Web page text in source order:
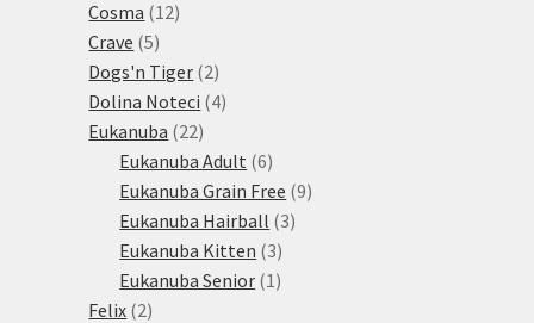
Cosma 1212
Crave 55
produktů
Dogs'n Tiger 22
produkty
Dolina Noteci 44
Eukanuba 2222
produktů
Eukanuba Adult 66
produktů
Eukanuba Grain Free 99
Eukanuba Hairball 33
Eukanuba Kitten 33
produkty
Eukanuba Senior 1 1
Felix 22